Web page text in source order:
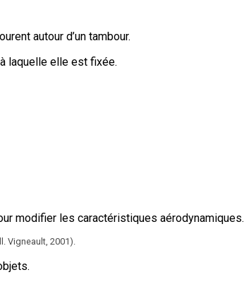
autour d’un tambour.
laquelle elle est fixée.
modifier les caractéristiques aérodynamiques.
Vigneault, 2001).